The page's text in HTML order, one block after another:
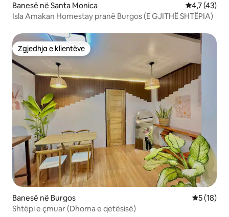
Banesë në Santa Monica Vlerësimi
4,7 (43)
Isla Amakan Homestay pranë Burgos (E GJITHË SHTËPIA)
Zgjedhja e klientëve
Zgjedhja e klientëve
Banesë në Burgos Vlerësimi
5 (18)
Shtëpi e çmuar (Dhoma e qetësisë)